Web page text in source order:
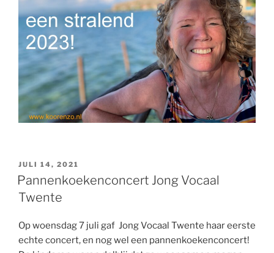
GEPLAATST
OP
JULI 14, 2021
Pannenkoekenconcert Jong Vocaal
Twente
Op woensdag 7 juli gaf Jong Vocaal Twente haar eerste
echte concert, en nog wel een pannenkoekenconcert!